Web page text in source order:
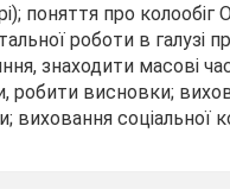
поняття про
роботи в галузі
знаходити масові
робити висновки;
виховання соціальної